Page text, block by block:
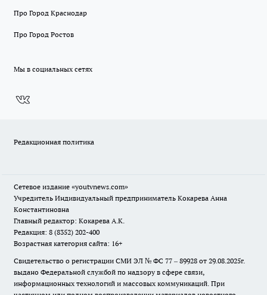
Про Город Краснодар
Про Город Ростов
Мы в социальных сетях
Редакционная политика
Сетевое издание «youtvnews.com»
Учредитель Индивидуальный предприниматель Кокарева Анна
Константиновна
Главный редактор: Кокарева А.К.
Редакция: 8 (8352) 202-400
Возрастная категория сайта: 16+
Свидетельство о регистрации СМИ ЭЛ № ФС 77 – 89928 от 29.08.2025г.
выдано Федеральной службой по надзору в сфере связи,
информационных технологий и массовых коммуникаций. При